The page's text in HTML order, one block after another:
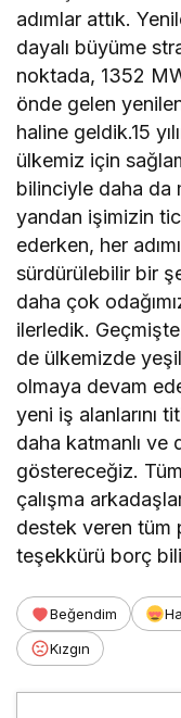
adımlar attık.
dayalı büyüme
noktada, 1352
önde gelen
haline geldik.15
ülkemiz için
bilinciyle daha da
yandan işimizin
ederken, her
sürdürülebilir bir
daha çok
ilerledik.
de ülkemizde
olmaya devam
yeni iş alanlarını
daha katmanlı ve
göstereceğiz. Tüm
çalışma
destek veren tüm
teşekkürü borç
Beğendim
Kızgın